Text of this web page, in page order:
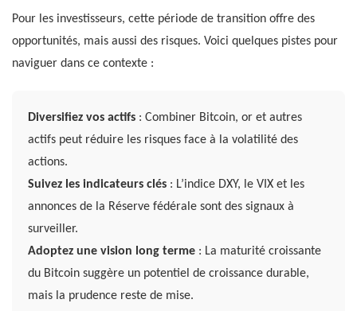
Pour les investisseurs, cette période de transition offre des
opportunités, mais aussi des risques. Voici quelques pistes pour
naviguer dans ce contexte :
Diversifiez vos actifs : Combiner Bitcoin, or et autres
actifs peut réduire les risques face à la volatilité des
actions.
Suivez les indicateurs clés : L’indice DXY, le VIX et les
annonces de la Réserve fédérale sont des signaux à
surveiller.
Adoptez une vision long terme : La maturité croissante
du Bitcoin suggère un potentiel de croissance durable,
mais la prudence reste de mise.